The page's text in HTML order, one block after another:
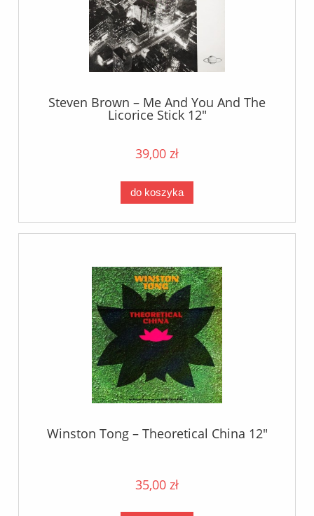
Steven Brown – Me And You And The
Licorice Stick 12"
39,00 zł
do koszyka
Winston Tong – Theoretical China 12"
35,00 zł